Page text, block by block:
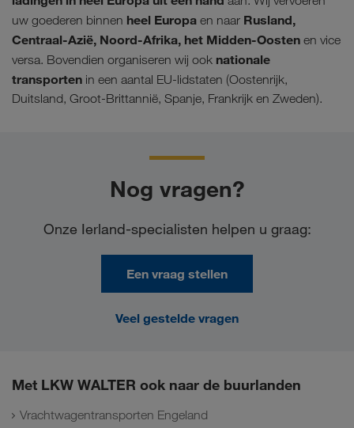
uw goederen binnen heel Europa en naar Rusland,
Centraal-Azië, Noord-Afrika, het Midden-Oosten en vice
versa. Bovendien organiseren wij ook nationale
transporten in een aantal EU-lidstaten (Oostenrijk,
Duitsland, Groot-Brittannië, Spanje, Frankrijk en Zweden).
Nog vragen?
Onze Ierland-specialisten helpen u graag:
Een vraag stellen
Veel gestelde vragen
Met LKW WALTER ook naar de buurlanden
Vrachtwagentransporten Engeland